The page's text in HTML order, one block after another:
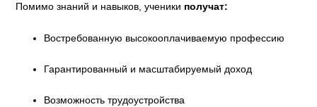
Помимо знаний и навыков, ученики получат:
Востребованную высокооплачиваемую профессию
Гарантированный и масштабируемый доход
Возможность трудоустройства